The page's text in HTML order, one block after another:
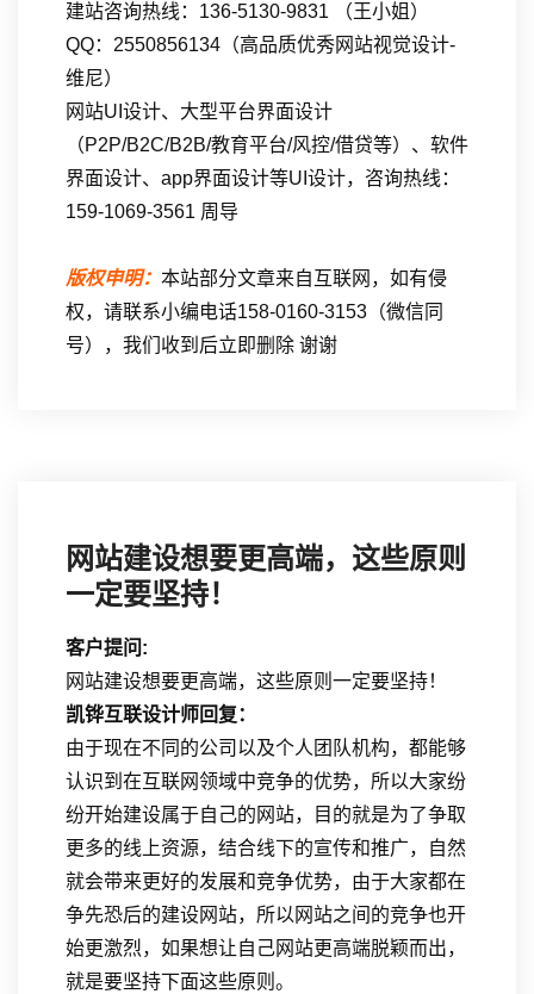
建站咨询热线：136-5130-9831 （王小姐）
QQ：2550856134（高品质优秀网站视觉设计-
维尼）
网站UI设计、大型平台界面设计
（P2P/B2C/B2B/教育平台/风控/借贷等）、软件
界面设计、app界面设计等UI设计，咨询热线：
159-1069-3561 周导
版权申明： 本站部分文章来自互联网，如有侵
权，请联系小编电话158-0160-3153（微信同
号），我们收到后立即删除 谢谢
网站建设想要更高端，这些原则
一定要坚持！
客户提问:
网站建设想要更高端，这些原则一定要坚持！
凯铧互联设计师回复：
由于现在不同的公司以及个人团队机构，都能够
认识到在互联网领域中竞争的优势，所以大家纷
纷开始建设属于自己的网站，目的就是为了争取
更多的线上资源，结合线下的宣传和推广，自然
就会带来更好的发展和竞争优势，由于大家都在
争先恐后的建设网站，所以网站之间的竞争也开
始更激烈，如果想让自己网站更高端脱颖而出，
就是要坚持下面这些原则。